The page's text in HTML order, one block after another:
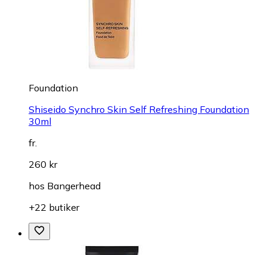
Foundation
Shiseido Synchro Skin Self Refreshing Foundation
30ml
fr.
260 kr
hos Bangerhead
+22 butiker